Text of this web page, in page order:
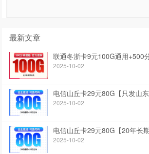
最新文章
联通冬浙卡9元100G通用+500
2025-10-02
电信山丘卡29元80G【只发山
2025-10-02
电信山丘卡29元80G【20年长
2025-10-02